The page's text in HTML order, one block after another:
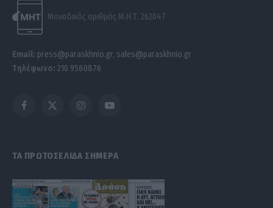
Μοναδικός αριθμός Μ.Η.Τ. 262047
Email: press@paraskhnio.gr, sales@paraskhnio.gr
Τηλέφωνο: 210 9580876
Facebook
X
InstagramYouTube
ΤΑ ΠΡΩΤΟΣΕΛΙΔΑ ΣΗΜΕΡΑ